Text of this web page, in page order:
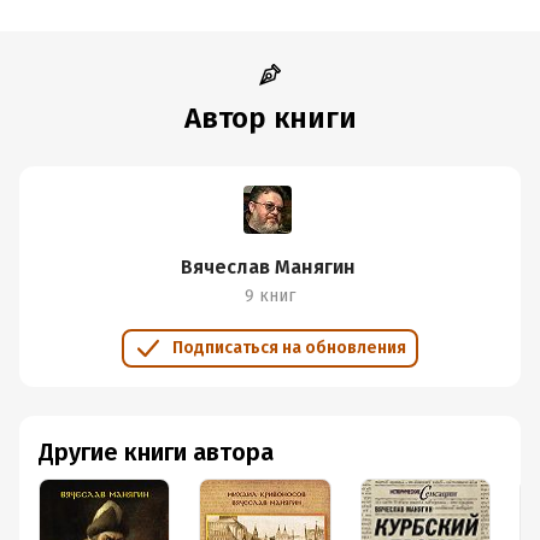
Автор книги
Вячеслав Манягин
9 книг
Подписаться на обновления
Другие книги автора